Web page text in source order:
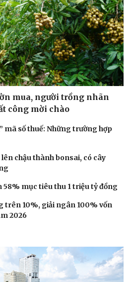
Tình yêu - Gia đình
mua, người trồng nhãn
công mời chào
mã số thuế: Những trường hợp
chậu thành bonsai, có cây
58% mục tiêu thu 1 triệu tỷ đồng
trên 10%, giải ngân 100% vốn
2026